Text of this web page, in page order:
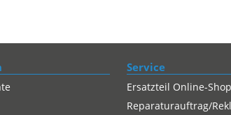
Service
Ersatzteil Online-Shop
Reparaturauftrag/